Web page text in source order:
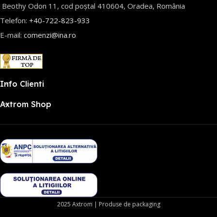
Beothy Odon 11, cod poștal 410604, Oradea, România
Telefon: +40-722-823-933
E-mail: comenzi@ina.ro
Info Clienti
Axtrom Shop
2025 Axtrom | Produse de packaging